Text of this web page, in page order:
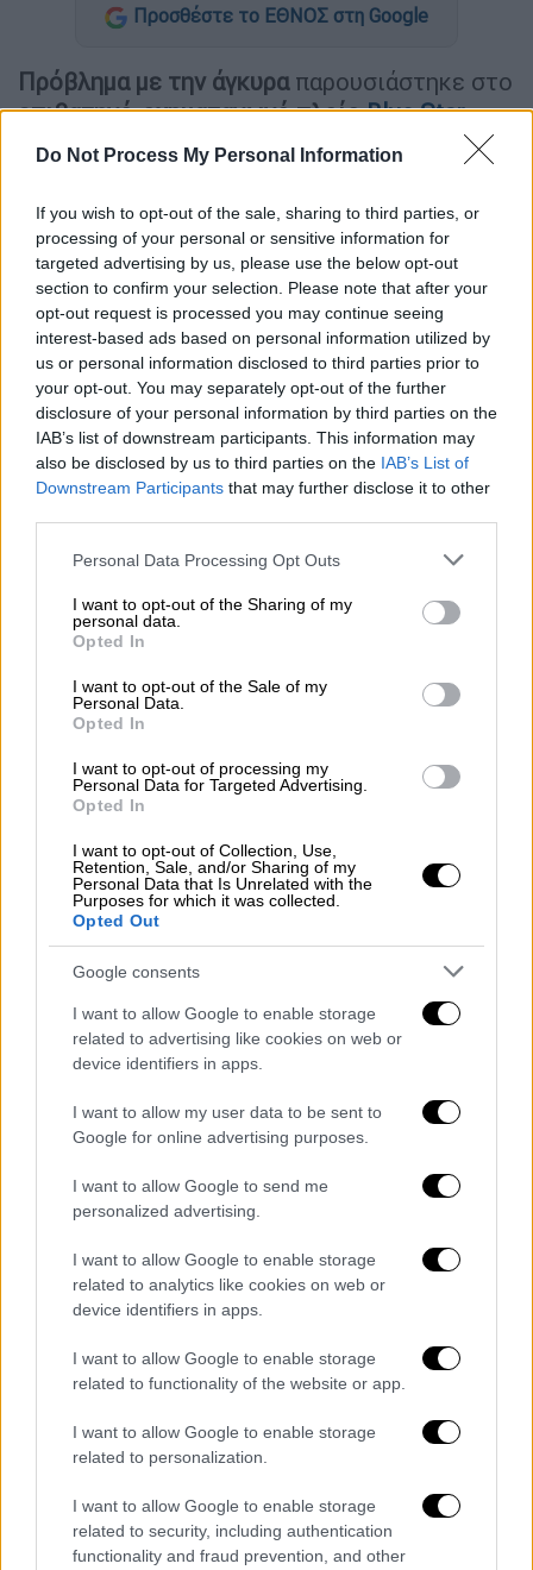
Do Not Process My Personal Information
If you wish to opt-out of the sale, sharing to third parties, or
processing of your personal or sensitive information for
targeted advertising by us, please use the below opt-out
section to confirm your selection. Please note that after your
opt-out request is processed you may continue seeing
interest-based ads based on personal information utilized by
us or personal information disclosed to third parties prior to
your opt-out. You may separately opt-out of the further
disclosure of your personal information by third parties on the
IAB’s list of downstream participants. This information may
also be disclosed by us to third parties on the IAB’s List of
Downstream Participants that may further disclose it to other
Please note that this website/app uses one or more Google
not limited to your visit or usage behaviour. You may click to
grant or deny consent to Google and its third-party tags to
use your data for below specified purposes in below Google
consent section.
Personal Data Processing Opt Outs
I want to opt-out of the Sharing of my
personal data.
Opted In
I want to opt-out of the Sale of my
Personal Data.
Opted In
I want to opt-out of processing my
Personal Data for Targeted Advertising.
Opted In
I want to opt-out of Collection, Use,
Retention, Sale, and/or Sharing of my
Personal Data that Is Unrelated with the
Purposes for which it was collected.
Opted Out
Google consents
I want to allow Google to enable storage
related to advertising like cookies on web or
device identifiers in apps.
I want to allow my user data to be sent to
Google for online advertising purposes.
I want to allow Google to send me
personalized advertising.
I want to allow Google to enable storage
related to analytics like cookies on web or
device identifiers in apps.
I want to allow Google to enable storage
related to functionality of the website or app.
I want to allow Google to enable storage
related to personalization.
I want to allow Google to enable storage
related to security, including authentication
functionality and fraud prevention, and other
Προσθέστε το ΕΘΝΟΣ στη Google
Πρόβλημα με την άγκυραπαρουσιάστηκε στο
επιβατηγό-οχηματαγωγό πλοίοBlue Star
Naxos ενώ βρισκόταν στο λιμάνι του
Το περιστατικό συνέβηκατά τη διαδικασία
του απόπλου,με το πλοίο να έχει
προγραμματισμένο δρομολόγιογια τηνΠάρο,
τη Νάξο, τη Δονούσα, την Αιγιάλη και την
Αστυπάλαια , με αποτέλεσμα να προκληθεί
αναμονή καιταλαιπωρία για τους 514
επιβάτες.
ΔΙΑΒΑΣΤΕ ΕΠΙΣΗΣ
Ελλάδα|04.05.2026 19:15
Οργή στη Νέα Φιλαδέλφεια: Άγρια
επίθεση σε 17χρονο στο φάσμα του
αυτισμού για ένα… σπρώξιμο
Ελλάδα|04.05.2026 19:26
Σε κατάσταση έκτακτης ανάγκης η
Αστυπάλαια λόγω λειψυδρίας -
Παράταση για την Πάτμο
Tο πλοίο διέκοψε προσωρινά την
πορεία του
Στο εσωτερικό του
Ι.Χ., 20 φορτηγά, ένα λεωφορείο και 17
δίκυκλα, ενώ το πλήρωμα αποτελείται από
72 άτομα. Η εμπλοκή στην άγκυρα
σημειώθηκε λίγο μετά την εκκίνηση του
ταξιδιού,αναγκάζοντας το πλοίο να
διακόψει προσωρινά την πορεία του
μέχρι
την αποκατάσταση του προβλήματος.
Άμεσα ξεκίνησαν προσπάθειες απεμπλοκής
με τη συνδρομή ρυμουλκού πλοίου,
προκειμένου να αποκατασταθεί το πρόβλημα
και να συνεχιστεί το δρομολόγιο με
ασφάλεια.Οι επιβάτες παραμένουν στο
Τα σχολιά σας δημοσιεύονται άμεσα με δική σας ευθύνη. Το
ΕΘΝΟΣ θα παρεμβαίνει και τα προσβλητικά σχόλια θα
διαγράφονται